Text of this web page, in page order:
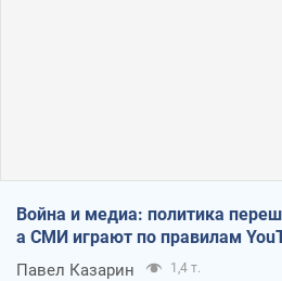
Война и медиа: политика
а СМИ играют по правилам
Павел Казарин 1,4 т.